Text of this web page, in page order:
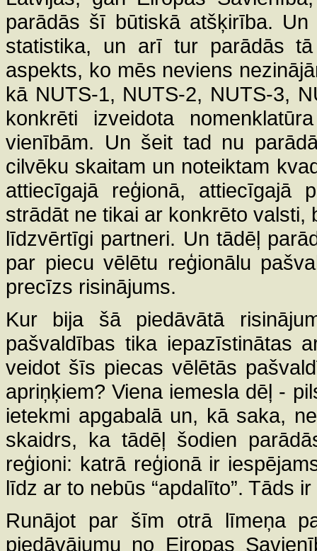
parādās šī būtiskā atšķirība.
statistika, un arī tur parādās
aspekts, ko mēs neviens
kā NUTS-1, NUTS-2, NUTS-3,
konkrēti izveidota
vienībām. Un šeit tad nu
cilvēku skaitam un noteiktam
attiecīgajā reģionā, attiecīgajā
strādāt ne tikai ar konkrēto
līdzvērtīgi partneri. Un tādēļ
par piecu vēlētu reģionālu
precīzs risinājums.
Kur bija šā piedāvātā
pašvaldības tika iepazīstinātas
veidot šīs piecas vēlētās
apriņķiem? Viena iemesla dēļ -
ietekmi apgabalā un, kā saka,
skaidrs, ka tādēļ šodien
reģioni: katrā reģionā ir
līdz ar to nebūs “apdalīto”. Tāds
Runājot par šīm otrā līmeņa
piedāvājumu no Eiropas